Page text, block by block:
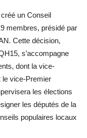
un Conseil
membres, présidé par
Cette décision,
s’accompagne
dont la vice-
le vice-Premier
les élections
les députés de la
populaires locaux